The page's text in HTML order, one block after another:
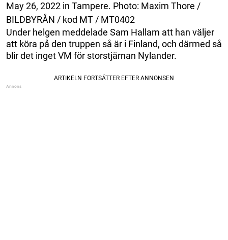
May 26, 2022 in Tampere. Photo: Maxim Thore /
BILDBYRÅN / kod MT / MT0402
Under helgen meddelade Sam Hallam att han väljer
att köra på den truppen så är i Finland, och därmed så
blir det inget VM för storstjärnan Nylander.